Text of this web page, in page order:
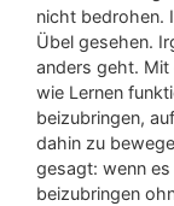
nicht bedrohen.
Übel gesehen.
anders geht. Mit
wie Lernen
beizubringen,
dahin zu
gesagt: wenn
beizubringen